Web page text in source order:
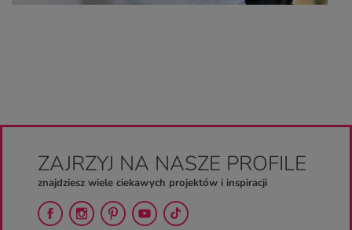
ZAJRZYJ NA NASZE PROFILE
znajdziesz wiele ciekawych projektów i inspiracji